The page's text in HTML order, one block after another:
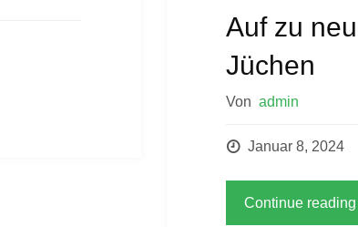
Auf zu
Jüchen
Von admin
Januar 8, 2024
Continue reading